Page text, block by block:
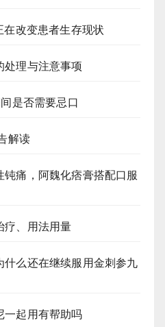
改变患者生存现状
处理与注意事项
是否需要忌口
解读
痛，阿魏化痞膏搭配口服
疗、用法用量
什么还在继续服用金刺参九
一起用有帮助吗